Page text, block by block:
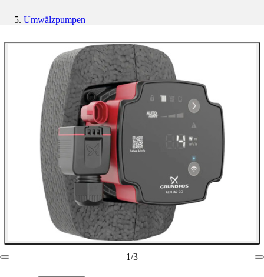
Umwälzpumpen
1/3